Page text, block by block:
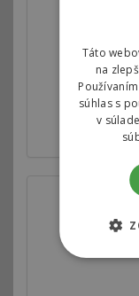
Motorové
Táto
na
súhlas s
v